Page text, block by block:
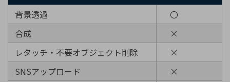
背景透過
〇
合成
×
レタッチ・不要オブジェクト削除
×
SNSアップロード
×